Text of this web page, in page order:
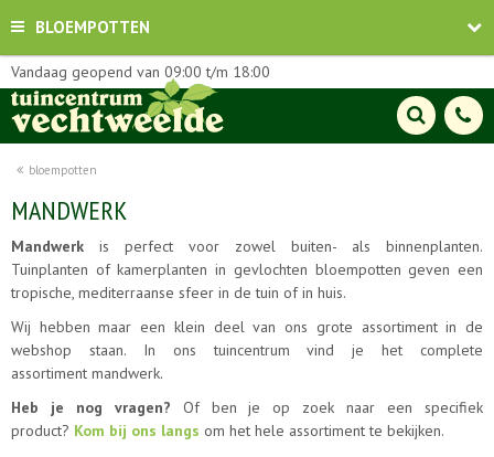
BLOEMPOTTEN
bloempotten
Vandaag geopend van 09:00 t/m 18:00
MANDWERK
Mandwerk is perfect voor zowel buiten- als binnenplanten.
Tuinplanten of kamerplanten in gevlochten bloempotten geven een
tropische, mediterraanse sfeer in de tuin of in huis.
Wij hebben maar een klein deel van ons grote assortiment in de
webshop staan. In ons tuincentrum vind je het complete
assortiment mandwerk.
Heb je nog vragen? Of ben je op zoek naar een specifiek
product? Kom bij ons langs om het hele assortiment te bekijken.